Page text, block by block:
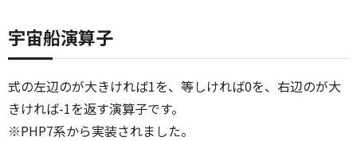
宇宙船演算子
式の左辺のが大きければ1を、等しければ0を、右辺のが大
きければ-1を返す演算子です。
※PHP7系から実装されました。